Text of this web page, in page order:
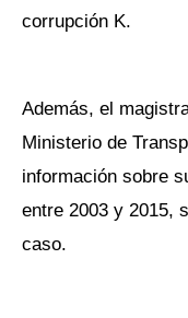
corrupción K.
Además, el
Ministerio de
información sobre
entre 2003 y 2015,
caso.